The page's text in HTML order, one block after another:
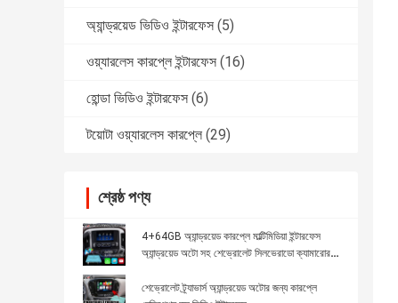
অ্যান্ড্রয়েড ভিডিও ইন্টারফেস (5)
ওয়্যারলেস কারপ্লে ইন্টারফেস (16)
হোন্ডা ভিডিও ইন্টারফেস (6)
টয়োটা ওয়্যারলেস কারপ্লে (29)
শ্রেষ্ঠ পণ্য
4+64GB অ্যান্ড্রয়েড কারপ্লে মাল্টিমিডিয়া ইন্টারফেস
অ্যান্ড্রয়েড অটো সহ শেভ্রোলেট সিলভেরাডো ক্যামারোর
শেভ্রোলেট ট্র্যাভার্স অ্যান্ড্রয়েড অটোর জন্য কারপ্লে